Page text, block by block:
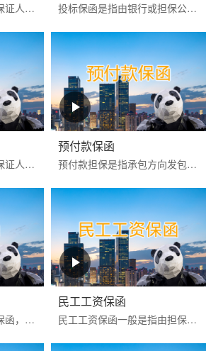
电子保函‌‌电子保函是指保证人以使用‌CA证书进行电子签名的数据电文为介质，通过计算机网络向受益人开立的具有法律效力的担保凭证‌。目前更多是银行投标电子保函。电子... 投标保函是指由银行或担保公司为投标人向招标人提供的，保证投标人按照招标文件的规定参加招标活动的担保。如果投标人在投标有效期内撤回投标文件，或中标后不签署
履约保函是担保人应被保证人申请向工程承包项目中的业主或商品买卖中的买方出具的，保证被保证人严格按照合同约定全面和实际地履行其合同责任和义务的一种保函。
预付款保函
预付款担保是指承包方向发包方提供的，保证承包方履行扣还预付款义务的保证，是发包方预先支付一定数额的款项以供承包方周转使用，保证承包方将这些款项用于指定工程建设和...
‌质量保函‌，也称为维修保函，是指应供货方或承建人申请，向买方或业主保证，如货物或工程的质量不符合合同约定而卖方或承建人又不能依约更换或修理时，按买方或业主的索...
民工工资保函
民工工资保函一般是指由担保公司或银行为业主或承包商向民工工资监管方提供的，保证业主或承包商按合同约定按时支付农民工工资的担保。如果该项目发生民工工资拖欠行为，则...